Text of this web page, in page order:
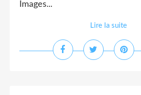
Images...
Lire la suite